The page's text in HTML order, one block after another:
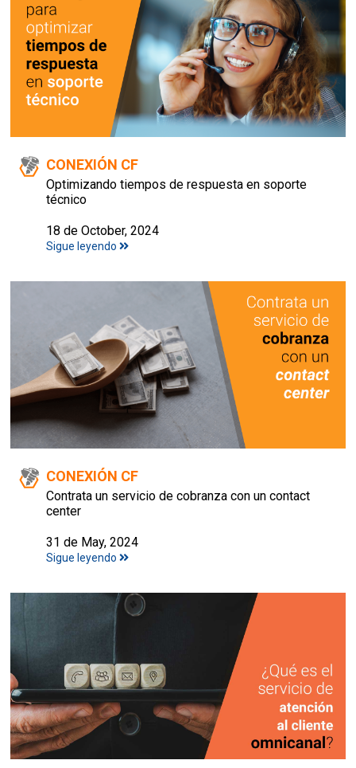
CONEXIÓN CF
Optimizando tiempos de respuesta en soporte
técnico
18 de October, 2024
Sigue leyendo
CONEXIÓN CF
Contrata un servicio de cobranza con un contact
center
31 de May, 2024
Sigue leyendo